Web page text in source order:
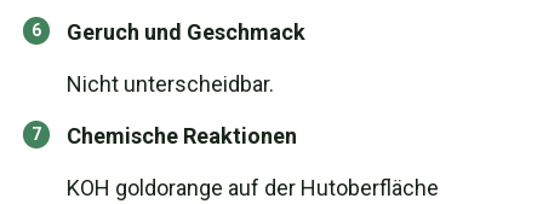
Geruch und Geschmack
Nicht unterscheidbar.
Chemische Reaktionen
KOH goldorange auf der Hutoberfläche